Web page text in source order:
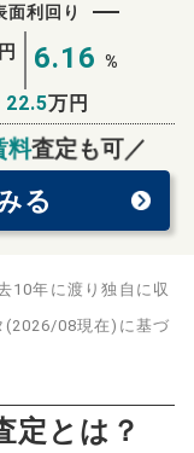
面利回り
6.16 %
22.5万円
料査定も可／
る
ト！
10年に渡り独自に収
(2026/08現在)に基づ
定とは？